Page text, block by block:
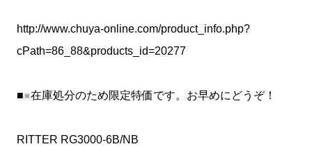
http://www.chuya-online.com/product_info.php?
cPath=86_88&products_id=20277
■※在庫処分のため限定特価です。お早めにどうぞ！
RITTER RG3000-6B/NB